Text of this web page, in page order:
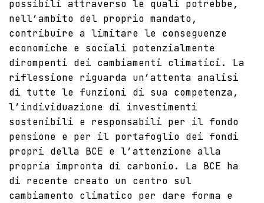
possibili attraverso le quali potrebbe,
nell’ambito del proprio mandato,
contribuire a limitare le conseguenze
economiche e sociali potenzialmente
dirompenti dei cambiamenti climatici. La
riflessione riguarda un’attenta analisi
di tutte le funzioni di sua competenza,
l’individuazione di investimenti
sostenibili e responsabili per il fondo
pensione e per il portafoglio dei fondi
propri della BCE e l’attenzione alla
propria impronta di carbonio. La BCE ha
di recente creato un centro sul
cambiamento climatico per dare forma e